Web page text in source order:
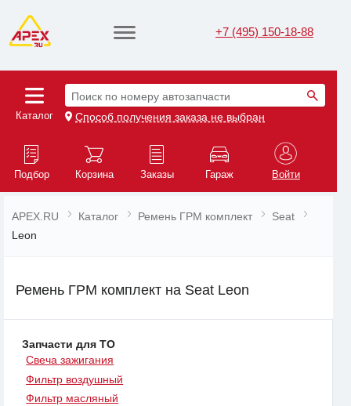
+7 (495) 150-18-88
Каталог
Поиск по номеру автозапчасти
Способ получения заказа не выбран
Подбор Корзина Заказы Гараж Войти
APEX.RU Каталог Ремень ГРМ комплект
Seat
Leon
Ремень ГРМ комплект на Seat Leon
Запчасти для ТО
Свеча зажигания
Фильтр воздушный
Фильтр масляный